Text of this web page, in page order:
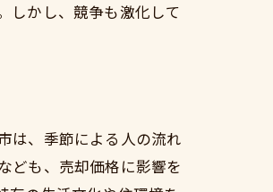
しかし、競争も激化して
は、季節による人の流れ
ども、売却価格に影響を